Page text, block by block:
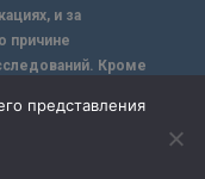
и за
причине
Кроме
ответственности за
представления